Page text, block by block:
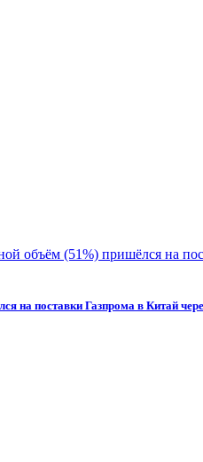
на поставки Газпрома в Китай